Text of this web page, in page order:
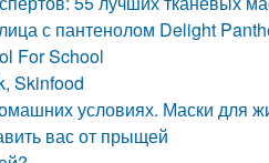
с пантенолом Delight
For School
Skinfood
условиях. Маски для
вас от прыщей